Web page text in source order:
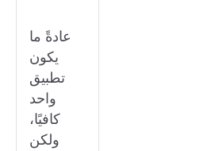
عادةً ما
يكون
تطبيق
واحد
كافيًا،
ولكن